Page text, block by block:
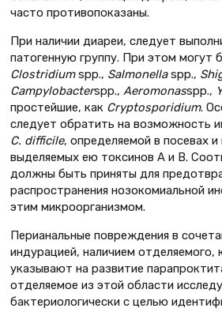
часто противопоказаны.
При наличии диареи, следует
патогенную группу. При этом могут
Clostridiumspp., Salmonellaspp.,
Campylobacterspp., Aeromonasspp.,
простейшие, как Cryptosporidium.
следует обратить на возможность
С. difficile, определяемой в посевах
выделяемых ею токсинов А и В.
должны быть приняты для
распространения нозокомиальной
этим микроорганизмом.
Перианальные повреждения в
индурацией, наличием
указывают на развитие
отделяемое из этой области
бактериологически с целью